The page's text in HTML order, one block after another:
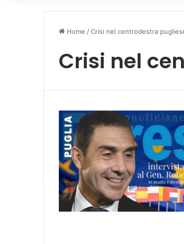
Home /Crisi nel centrodestra
Crisi nel